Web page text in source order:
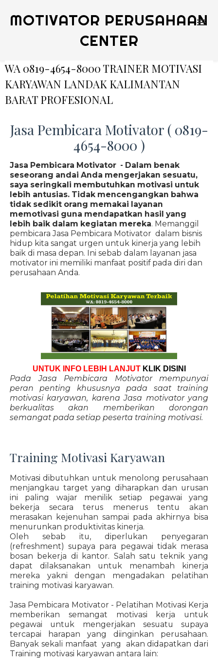
MOTIVATOR PERUSAHAAN
CENTER
WA 0819-4654-8000 TRAINER MOTIVASI
KARYAWAN LANDAK KALIMANTAN
BARAT PROFESIONAL
Jasa Pembicara Motivator ( 0819-
4654-8000 )
Jasa Pembicara Motivator - Dalam benak
seseorang andai Anda mengerjakan sesuatu,
saya seringkali membutuhkan motivasi untuk
lebih antusias. Tidak mencengangkan bahwa
tidak sedikit orang memakai layanan
memotivasi guna mendapatkan hasil yang
lebih baik dalam kegiatan mereka. Memanggil
pembicara Jasa Pembicara Motivator dalam bisnis
hidup kita sangat urgen untuk kinerja yang lebih
baik di masa depan. Ini sebab dalam layanan jasa
motivator ini memiliki manfaat positif pada diri dan
perusahaan Anda.
UNTUK INFO LEBIH LANJUT KLIK DISINI
Pada Jasa Pembicara Motivator mempunyai
peran penting khususnya pada saat training
motivasi karyawan, karena Jasa motivator yang
berkualitas akan memberikan dorongan
semangat pada setiap peserta training motivasi.
Training Motivasi Karyawan
Motivasi dibutuhkan untuk menolong perusahaan
menjangkau target yang diharapkan dan urusan
ini paling wajar menilik setiap pegawai yang
bekerja secara terus menerus tentu akan
merasakan kejenuhan sampai pada akhirnya bisa
menurunkan produktivitas kinerja.
Oleh sebab itu, diperlukan penyegaran
(refreshment) supaya para pegawai tidak merasa
bosan bekerja di kantor. Salah satu teknik yang
dapat dilaksanakan untuk menambah kinerja
mereka yakni dengan mengadakan pelatihan
training motivasi karyawan.
Jasa Pembicara Motivator - Pelatihan Motivasi Kerja
memberikan semangat motivasi kerja untuk
pegawai untuk mengerjakan sesuatu supaya
tercapai harapan yang diinginkan perusahaan.
Banyak sekali manfaat yang akan didapatkan dari
Training motivasi karyawan antara lain: